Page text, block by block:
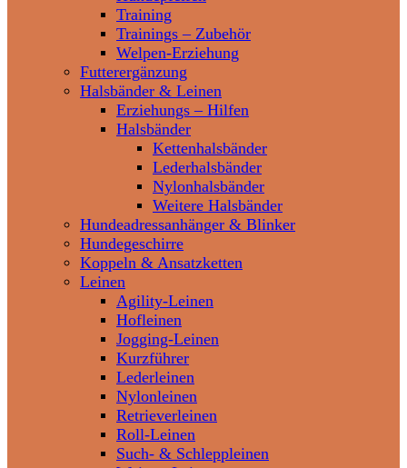
Training
Trainings – Zubehör
Welpen-Erziehung
Futterergänzung
Halsbänder & Leinen
Erziehungs – Hilfen
Halsbänder
Kettenhalsbänder
Lederhalsbänder
Nylonhalsbänder
Weitere Halsbänder
Hundeadressanhänger & Blinker
Hundegeschirre
Koppeln & Ansatzketten
Leinen
Agility-Leinen
Hofleinen
Jogging-Leinen
Kurzführer
Lederleinen
Nylonleinen
Retrieverleinen
Roll-Leinen
Such- & Schleppleinen